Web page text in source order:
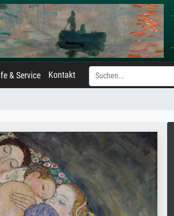
& Service Kontakt